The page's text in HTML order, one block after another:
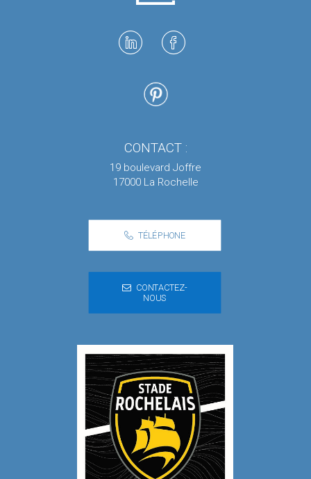
CONTACT :
19 boulevard Joffre
17000 La Rochelle
TÉLÉPHONE
CONTACTEZ-
NOUS